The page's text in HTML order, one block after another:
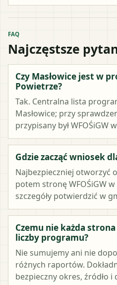
FAQ
Najczęstsze
Czy Masłowice jest w
Powietrze?
Tak. Centralna lista
Masłowice; przy
przypisany był WFOŚiGW
Gdzie zacząć wniosek
Najbezpieczniej otworzyć
potem stronę WFOŚiGW
szczegóły potwierdzić w
Czemu nie każda
liczby programu?
Nie sumujemy ani nie
różnych raportów.
bezpieczny okres, źródło